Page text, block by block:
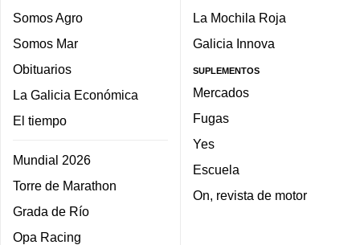
Somos Agro
Somos Mar
Obituarios
La Galicia Económica
El tiempo
Mundial 2026
Torre de Marathon
Grada de Río
Opa Racing
La Mochila Roja
Galicia Innova
SUPLEMENTOS
Mercados
Fugas
Yes
Escuela
On, revista de motor